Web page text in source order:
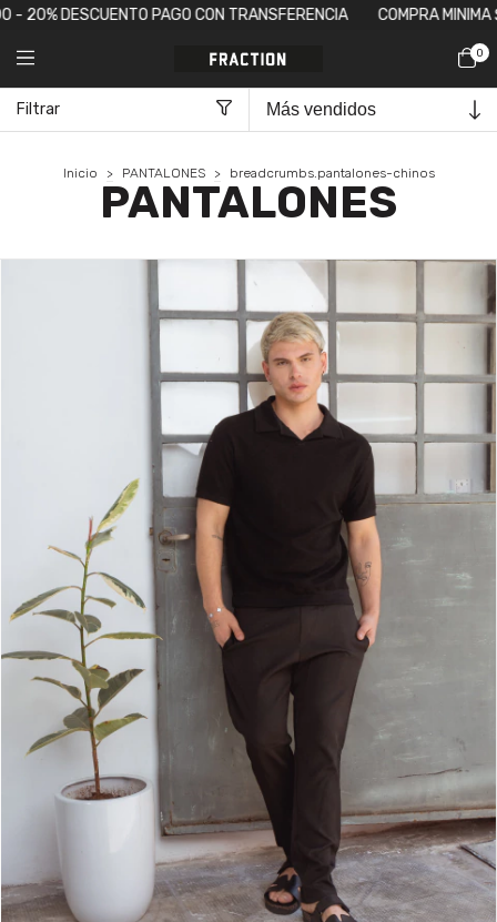
CON TRANSFERENCIA COMPRA MINIMA $120.000 - 3 CUOTAS
0
Filtrar
Inicio > PANTALONES > breadcrumbs.pantalones-chinos
PANTALONES